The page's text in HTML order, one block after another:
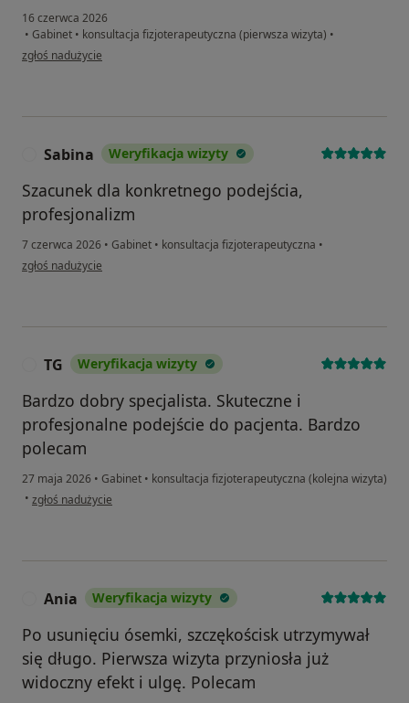
16 czerwca 2026
• Gabinet • konsultacja fizjoterapeutyczna (pierwsza wizyta) •
w opinii użytkownika M.K
zgłoś nadużycie
Sabina Weryfikacja wizyty
Szacunek dla konkretnego podejścia,
profesjonalizm
7 czerwca 2026 • Gabinet • konsultacja fizjoterapeutyczna •
w opinii użytkownika Sabina
zgłoś nadużycie
TG Weryfikacja wizyty
Bardzo dobry specjalista. Skuteczne i
profesjonalne podejście do pacjenta. Bardzo
polecam
27 maja 2026 • Gabinet • konsultacja fizjoterapeutyczna (kolejna wizyta)
• w opinii użytkownika TG
zgłoś nadużycie
Ania Weryfikacja wizyty
Po usunięciu ósemki, szczękościsk utrzymywał
się długo. Pierwsza wizyta przyniosła już
widoczny efekt i ulgę. Polecam